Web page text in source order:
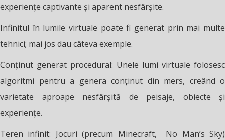
experiențe captivante și aparent nesfârșite.
Infinitul în lumile virtuale poate fi generat prin mai multe
tehnici; mai jos dau câteva exemple.
Conținut generat procedural: Unele lumi virtuale folosesc
algoritmi pentru a genera conținut din mers, creând o
varietate aproape nesfârșită de peisaje, obiecte și
experiențe.
Teren infinit: Jocuri (precum Minecraft, No Man’s Sky)